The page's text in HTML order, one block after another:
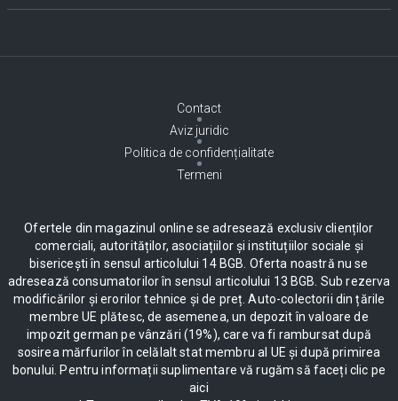
Contact
Aviz juridic
Politica de confidențialitate
Termeni
Ofertele din magazinul online se adresează exclusiv clienților
comerciali, autorităților, asociațiilor și instituțiilor sociale și
bisericești în sensul articolului 14 BGB. Oferta noastră nu se
adresează consumatorilor în sensul articolului 13 BGB. Sub rezerva
modificărilor și erorilor tehnice și de preț. Auto-colectorii din țările
membre UE plătesc, de asemenea, un depozit în valoare de
impozit german pe vânzări (19%), care va fi rambursat după
sosirea mărfurilor în celălalt stat membru al UE și după primirea
bonului. Pentru informații suplimentare vă rugăm să faceți clic pe
aici